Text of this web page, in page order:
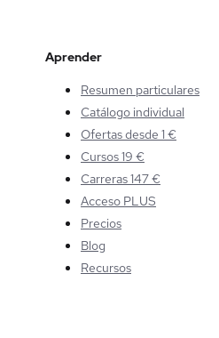
Aprender
Resumen particulares
Catálogo individual
Ofertas desde 1 €
Cursos 19 €
Carreras 147 €
Acceso PLUS
Precios
Blog
Recursos